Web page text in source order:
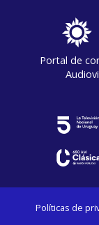
Portal de
Políticas de